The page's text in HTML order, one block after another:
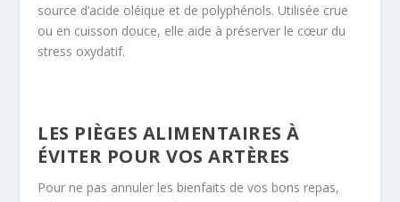
source d’acide oléique et de polyphénols. Utilisée crue
ou en cuisson douce, elle aide à préserver le cœur du
stress oxydatif.
LES PIÈGES ALIMENTAIRES À
ÉVITER POUR VOS ARTÈRES
Pour ne pas annuler les bienfaits de vos bons repas,